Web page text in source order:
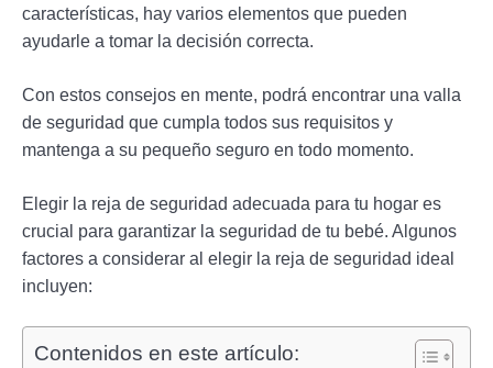
características, hay varios elementos que pueden
ayudarle a tomar la decisión correcta.
Con estos consejos en mente, podrá encontrar una valla
de seguridad que cumpla todos sus requisitos y
mantenga a su pequeño seguro en todo momento.
Elegir la reja de seguridad adecuada para tu hogar es
crucial para garantizar la seguridad de tu bebé. Algunos
factores a considerar al elegir la reja de seguridad ideal
incluyen:
Contenidos en este artículo: